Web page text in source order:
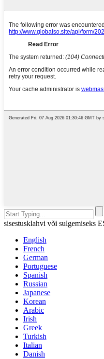
sisestusklahvi või sulgemiseks
English
French
German
Portuguese
Spanish
Russian
Japanese
Korean
Arabic
Irish
Greek
Turkish
Italian
Danish